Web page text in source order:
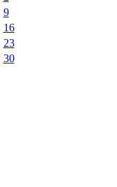
9
16
23
30